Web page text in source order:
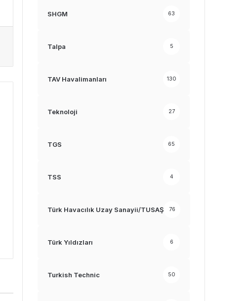
SHGM 63
Talpa 5
TAV Havalimanları 130
Teknoloji 27
TGS 65
TSS 4
Türk Havacılık Uzay Sanayii/TUSAŞ 76
Türk Yıldızları 6
Turkish Technic 50